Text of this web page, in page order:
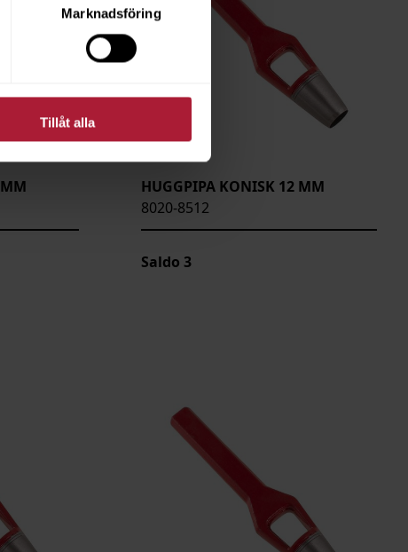
Marknadsföring
Tillåt alla
HUGGPIPA KONISK 12 MM
8020-8512
Saldo 3